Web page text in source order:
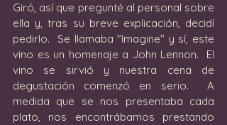
Giró, así que pregunté al personal sobre
ella y, tras su breve explicación, decidí
pedirlo.  Se llamaba "Imagine" y sí, este
vino es un homenaje a John Lennon.  El
vino se sirvió y nuestra cena de
degustación comenzó en serio.  A
medida que se nos presentaba cada
plato, nos encontrábamos prestando